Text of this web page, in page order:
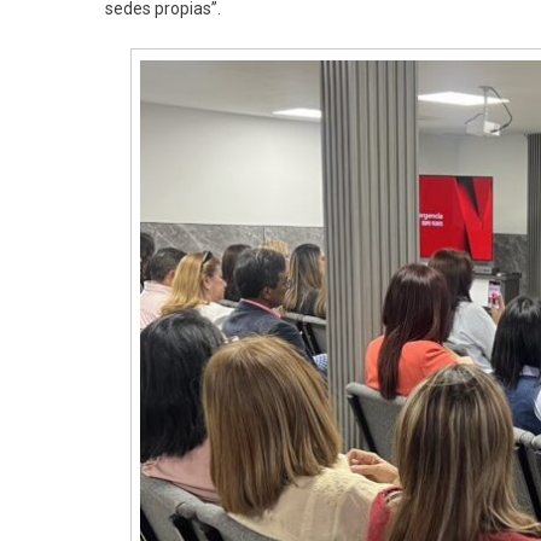
sedes propias”.